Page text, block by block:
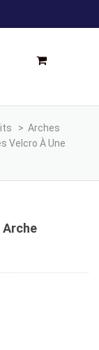
> Arches
Velcro À Une
Arche